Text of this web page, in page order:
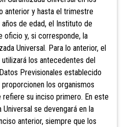
anterior y hasta el trimestre
de edad, el Instituto de
oficio y, si corresponde, la
Universal. Para lo anterior, el
los antecedentes del
Previsionales establecido
los organismos
su inciso primero. En este
se devengará en la
anterior, siempre que los